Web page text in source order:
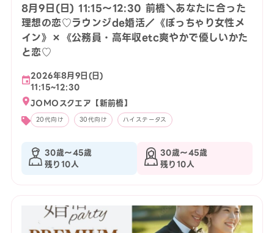
8月9日(日) 11:15〜12:30 前橋＼あなたに合った
理想の恋♡ラウンジde婚活／《ぽっちゃり女性メ
イン》×《公務員・高年収etc爽やかで優しいかた
と恋♡
2026年8月9日(日)
11:15~12:30
JOMOスクエア【新前橋】
20代向け 30代向け ハイステータス
30歳〜45歳
残り10人
30歳〜45歳
残り10人